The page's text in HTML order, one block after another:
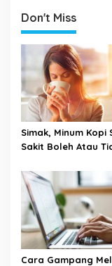
g
a
t
i
o
n
Don't Miss
Simak, Minum Kopi
Sakit Boleh Atau
Cara Gampang